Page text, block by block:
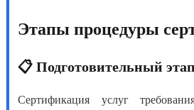
Этапы процедуры
📋 Подготовительный этап
Сертификация услуг